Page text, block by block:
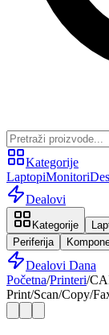
Kategorije
LaptopiMonitori
Dealovi
Kategorije
Periferija
Dealovi Dana
Početna/Printeri/
Print/Scan/Copy/